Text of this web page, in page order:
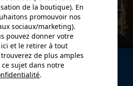
maintenant à la newsletter
de la boutique). En
promouvoir nos
sociaux/marketing).
pouvez donner votre
et le retirer à tout
de plus amples
sujet dans notre
.